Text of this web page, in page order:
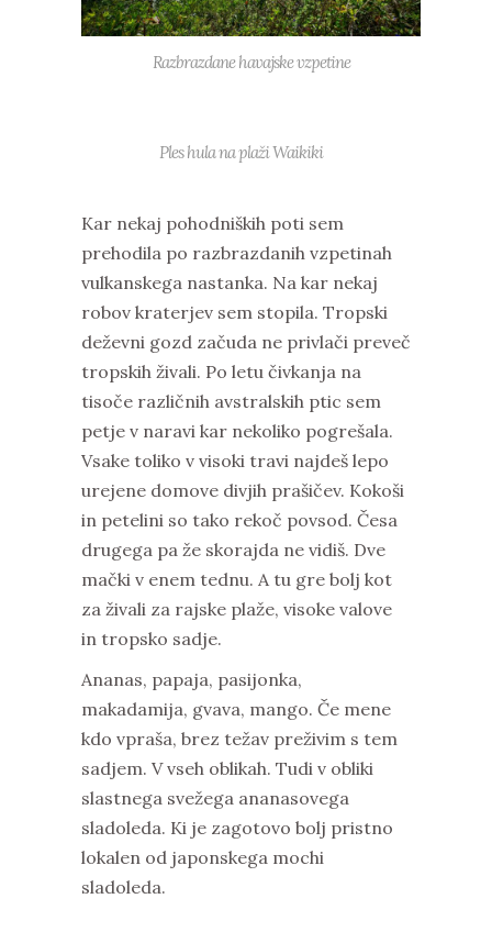
Razbrazdane havajske vzpetine
Ples hula na plaži Waikiki
Kar nekaj pohodniških poti sem
prehodila po razbrazdanih vzpetinah
vulkanskega nastanka. Na kar nekaj
robov kraterjev sem stopila. Tropski
deževni gozd začuda ne privlači preveč
tropskih živali. Po letu čivkanja na
tisoče različnih avstralskih ptic sem
petje v naravi kar nekoliko pogrešala.
Vsake toliko v visoki travi najdeš lepo
urejene domove divjih prašičev. Kokoši
in petelini so tako rekoč povsod. Česa
drugega pa že skorajda ne vidiš. Dve
mački v enem tednu. A tu gre bolj kot
za živali za rajske plaže, visoke valove
in tropsko sadje.
Ananas, papaja, pasijonka,
makadamija, gvava, mango. Če mene
kdo vpraša, brez težav preživim s tem
sadjem. V vseh oblikah. Tudi v obliki
slastnega svežega ananasovega
sladoleda. Ki je zagotovo bolj pristno
lokalen od japonskega mochi
sladoleda.